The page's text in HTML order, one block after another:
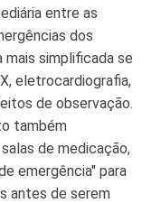
entre as
dos
mais simplificada se
eletrocardiografia,
de observação.
também
de medicação,
emergência" para
antes de serem